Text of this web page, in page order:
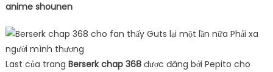
anime shounen
Last của trang Berserk chap 368được đăng bởi Pepito cho